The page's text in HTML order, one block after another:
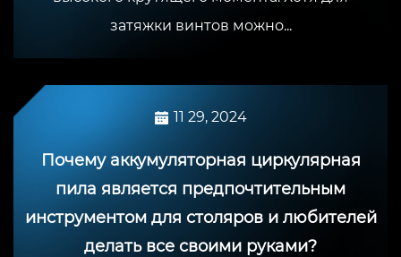
затяжки винтов можно...
11 29, 2024
Почему аккумуляторная циркулярная
пила является предпочтительным
инструментом для столяров и любителей
делать все своими руками?